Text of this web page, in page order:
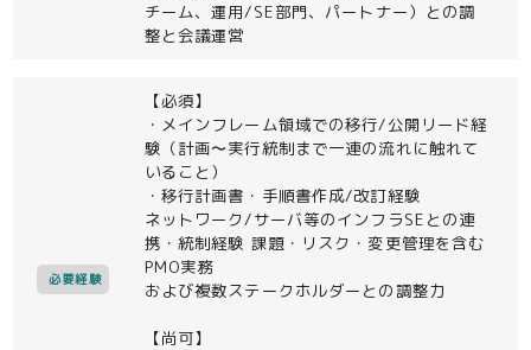
チーム、運用/SE部門、パートナー）との調
整と会議運営
必要経験
【必須】
・メインフレーム領域での移行/公開リード経
験（計画〜実行統制まで一連の流れに触れて
いること）
・移行計画書・手順書作成/改訂経験
ネットワーク/サーバ等のインフラSEとの連
携・統制経験 課題・リスク・変更管理を含む
PMO実務
および複数ステークホルダーとの調整力
【尚可】